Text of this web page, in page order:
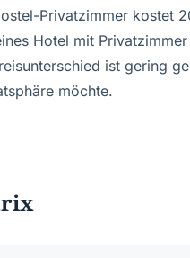
Privatzimmer kostet
Hotel mit
ist gering
möchte.